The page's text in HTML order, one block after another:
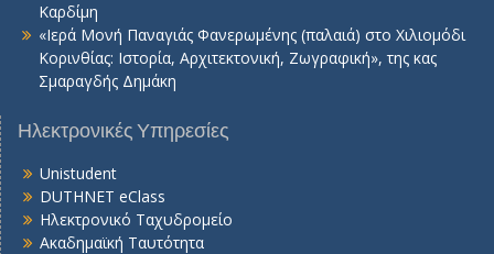
Καρδίμη
«Ιερά Μονή Παναγιάς Φανερωμένης (παλαιά) στο Χιλιομόδι
Κορινθίας: Ιστορία, Αρχιτεκτονική, Ζωγραφική», της κας
Σμαραγδής Δημάκη
Ηλεκτρονικές Υπηρεσίες
Unistudent
DUTHNET eClass
Ηλεκτρονικό Ταχυδρομείο
Ακαδημαϊκή Ταυτότητα